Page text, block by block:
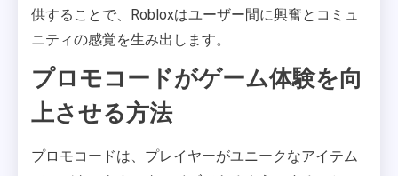
供することで、Robloxはユーザー間に興奮とコミュ
ニティの感覚を生み出します。
プロモコードがゲーム体験を向
上させる方法
プロモコードは、プレイヤーがユニークなアイテム